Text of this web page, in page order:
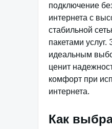
подключение
интернета с
стабильной
пакетами услуг.
идеальным
ценит
комфорт при
интернета.
Как